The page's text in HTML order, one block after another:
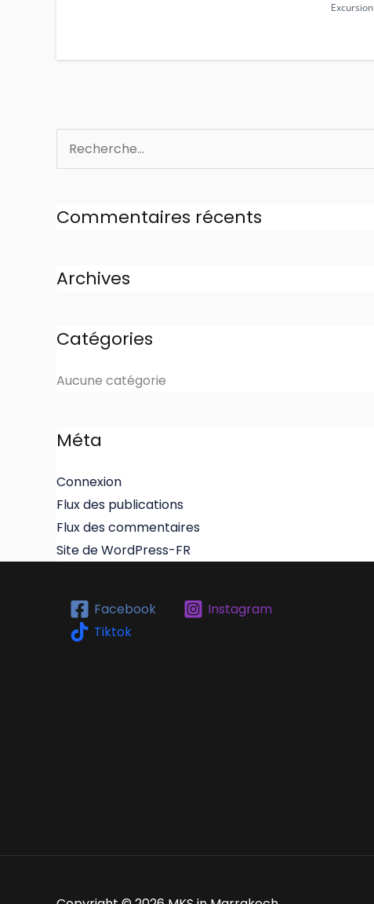
Excursion
Rechercher :
Commentaires récents
Archives
Catégories
Aucune catégorie
Méta
Connexion
Flux des publications
Flux des commentaires
Site de WordPress-FR
Facebook
Instagram
Tiktok